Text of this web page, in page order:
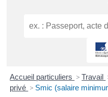
Accueil particuliers > Travail
privé > Smic (salaire